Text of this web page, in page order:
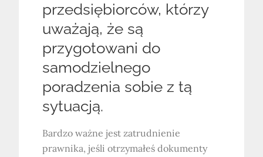
przedsiębiorców, którzy
uważają, że są
przygotowani do
samodzielnego
poradzenia sobie z tą
sytuacją.
Bardzo ważne jest zatrudnienie
prawnika, jeśli otrzymałeś dokumenty